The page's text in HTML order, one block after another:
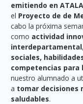
emitiendo en
el Proyecto de de
cabo la próxima
como actividad
interdepartamental
sociales,
competencias para
nuestro alumnado a
a tomar decisiones
saludables.